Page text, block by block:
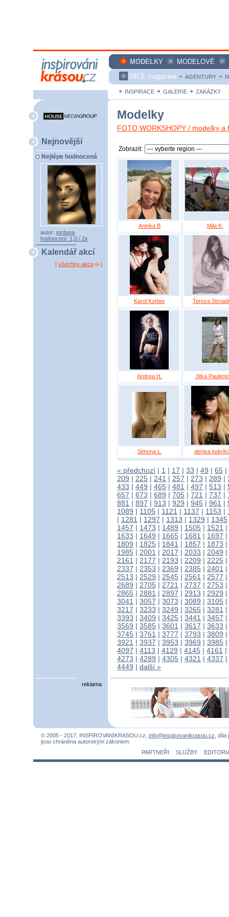
MODELKY MODELOVÉ
NICE magazine
AGENTURY
INSPIRACE GALERIE ZAKÁZKY
Nejnovější
Nejlépe hodnocená
autor: jordana
hodnocení: 1,0 / 2x
Kalendář akcí
[ všechny akce ]
Modelky
FOTO WORKSHOPY / modelky
Zobrazit:
Aninka B Mila K.
Karol Korber Tereza
Andrea H. Jitka
Simona L. denisa
« předchozí | 1 | 17 | 33 | 49 | 65 |
209 | 225 | 241 | 257 | 273 | 289 |
433 | 449 | 465 | 481 | 497 | 513 |
657 | 673 | 689 | 705 | 721 | 737 |
881 | 897 | 913 | 929 | 945 | 961 |
1089 | 1105 | 1121 | 1137 | 1153 |
| 1281 | 1297 | 1313 | 1329 | 1345
1457 | 1473 | 1489 | 1505 | 1521 |
1633 | 1649 | 1665 | 1681 | 1697 |
1809 | 1825 | 1841 | 1857 | 1873 |
1985 | 2001 | 2017 | 2033 | 2049 |
2161 | 2177 | 2193 | 2209 | 2225 |
2337 | 2353 | 2369 | 2385 | 2401 |
2513 | 2529 | 2545 | 2561 | 2577 |
2689 | 2705 | 2721 | 2737 | 2753 |
2865 | 2881 | 2897 | 2913 | 2929 |
3041 | 3057 | 3073 | 3089 | 3105 |
3217 | 3233 | 3249 | 3265 | 3281 |
3393 | 3409 | 3425 | 3441 | 3457 |
3569 | 3585 | 3601 | 3617 | 3633 |
3745 | 3761 | 3777 | 3793 | 3809 |
3921 | 3937 | 3953 | 3969 | 3985 |
4097 | 4113 | 4129 | 4145 | 4161 |
4273 | 4289 | 4305 | 4321 | 4337 |
4449 | další »
reklama
© 2005 - 2017, INSPIROVANIKRASOU.cz, info@inspirovanikrasou.cz, díla
jsou chráněna autorským zákonem.
PARTNEŘI
SLUŽBY